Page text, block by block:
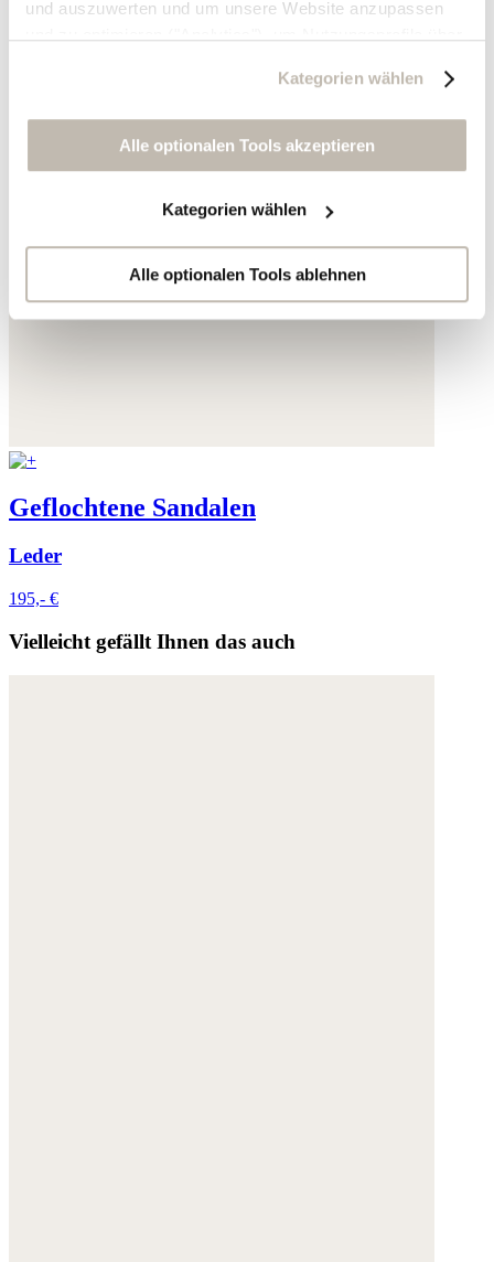
und auszuwerten und um unsere Website anzupassen
zu erstellen, um personalisierte Werbung auszuliefern,
Sie erneut mit Werbung anzusprechen sowie um unsere
Werbekampagnen auszuwerten ("Marketing").
Ihre Daten werden mit Dienstanbietern geteilt, die wir in
der Datenschutzerklärung genauer auflisten oder wenn
Sie auf "Kategorien wählen" klicken.
Indem Sie auf "Alle optionalen Tools akzeptieren" klicken,
die Zukunft widerrufen.
Weitere Informationen:Datenschutz
Kategorien wählen
Alle optionalen Tools akzeptieren
Kategorien wählen
Alle optionalen Tools ablehnen
Geflochtene Sandalen
Leder
195,- €
Vielleicht gefällt Ihnen das auch